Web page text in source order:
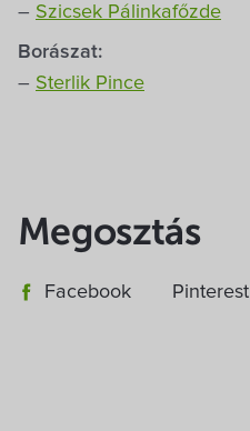
– Szicsek Pálinkafőzde
Borászat:
– Sterlik Pince
Megosztás
Facebook Pinterest